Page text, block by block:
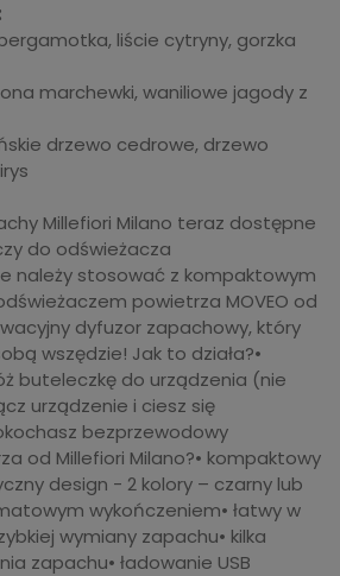
liście cytryny, gorzka
marchewki, waniliowe jagody z
drzewo cedrowe, drzewo
Millefiori Milano teraz dostępne
do odświeżacza
należy stosować z kompaktowym
powietrza MOVEO od
dyfuzor zapachowy, który
wszędzie! Jak to działa?•
buteleczkę do urządzenia (nie
urządzenie i ciesz się
bezprzewodowy
od Millefiori Milano?• kompaktowy
design - 2 kolory – czarny lub
wykończeniem• łatwy w
wymiany zapachu• kilka
zapachu• ładowanie USB